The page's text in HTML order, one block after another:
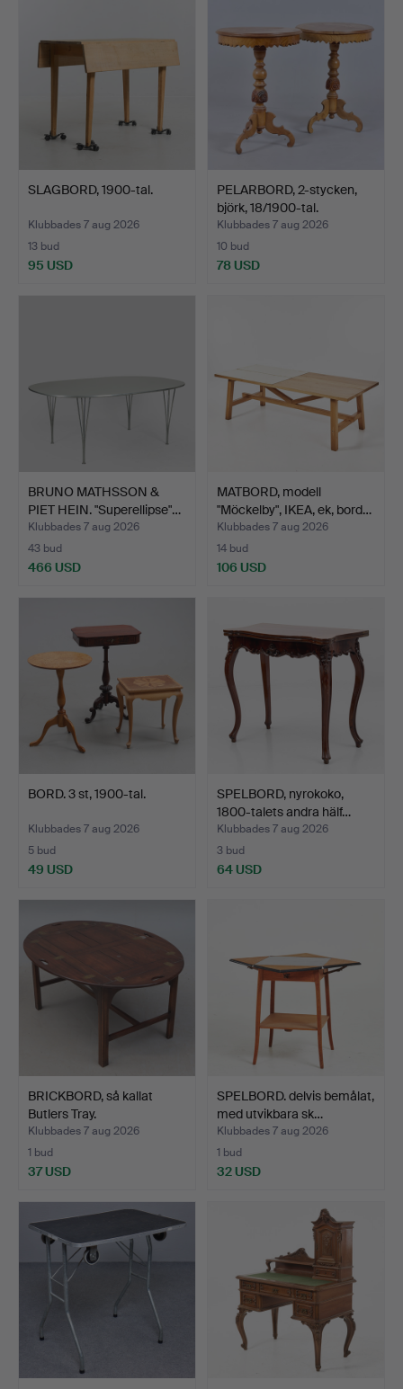
SLAGBORD, 1900-tal.
Klubbades 7 aug 2026
13 bud
95 USD
PELARBORD, 2-stycken,
björk, 18/1900-tal.
Klubbades 7 aug 2026
10 bud
78 USD
BRUNO MATHSSON &
PIET HEIN. "Superellipse"…
Klubbades 7 aug 2026
43 bud
466 USD
MATBORD, modell
"Möckelby", IKEA, ek, bord…
Klubbades 7 aug 2026
14 bud
106 USD
BORD. 3 st, 1900-tal.
Klubbades 7 aug 2026
5 bud
49 USD
SPELBORD, nyrokoko,
1800-talets andra hälf…
Klubbades 7 aug 2026
3 bud
64 USD
BRICKBORD, så kallat
Butlers Tray.
Klubbades 7 aug 2026
1 bud
37 USD
SPELBORD. delvis bemålat,
med utvikbara sk…
Klubbades 7 aug 2026
1 bud
32 USD